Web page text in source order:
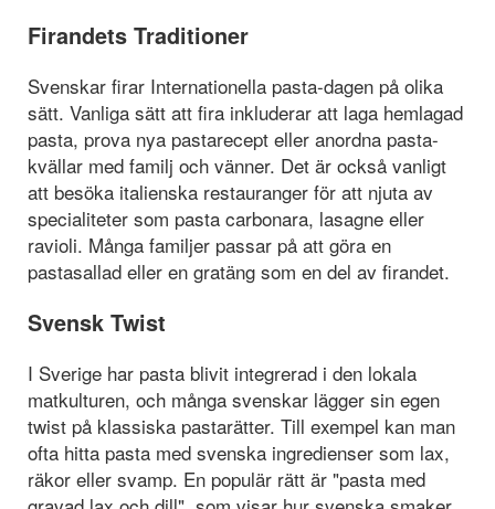
Firandets Traditioner
Svenskar firar Internationella pasta-dagen på olika
sätt. Vanliga sätt att fira inkluderar att laga hemlagad
pasta, prova nya pastarecept eller anordna pasta-
kvällar med familj och vänner. Det är också vanligt
att besöka italienska restauranger för att njuta av
specialiteter som pasta carbonara, lasagne eller
ravioli. Många familjer passar på att göra en
pastasallad eller en gratäng som en del av firandet.
Svensk Twist
I Sverige har pasta blivit integrerad i den lokala
matkulturen, och många svenskar lägger sin egen
twist på klassiska pastarätter. Till exempel kan man
ofta hitta pasta med svenska ingredienser som lax,
räkor eller svamp. En populär rätt är "pasta med